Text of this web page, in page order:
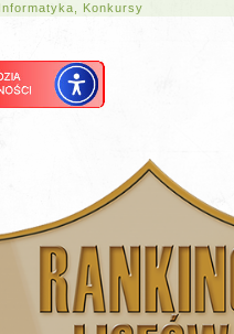
Informatyka Konkursy